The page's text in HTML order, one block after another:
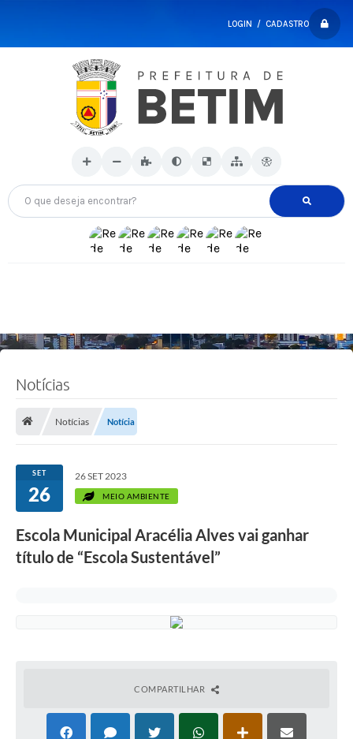
LOGIN / CADASTRO
O que deseja encontrar?
Notícias
Notícias Notícia
SET
26
26 SET 2023
MEIO AMBIENTE
Escola Municipal Aracélia Alves vai ganhar
título de “Escola Sustentável”
COMPARTILHAR